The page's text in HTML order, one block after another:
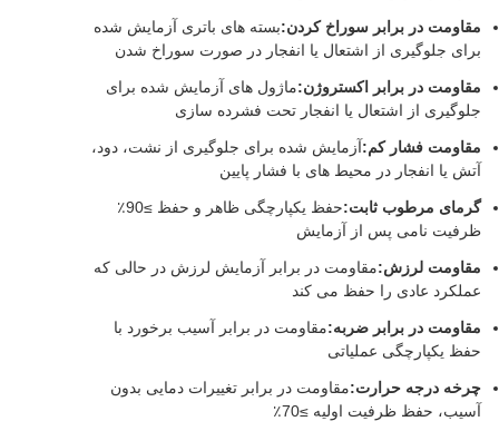
مقاومت در برابر سوراخ کردن:بسته های باتری آزمایش شده
برای جلوگیری از اشتعال یا انفجار در صورت سوراخ شدن
مقاومت در برابر اکستروژن:ماژول های آزمایش شده برای
جلوگیری از اشتعال یا انفجار تحت فشرده سازی
مقاومت فشار کم:آزمایش شده برای جلوگیری از نشت، دود،
آتش یا انفجار در محیط های با فشار پایین
گرمای مرطوب ثابت:
حفظ یکپارچگی ظاهر و حفظ ≥90٪
ظرفیت نامی پس از آزمایش
مقاومت لرزش:مقاومت در برابر آزمایش لرزش در حالی که
عملکرد عادی را حفظ می کند
مقاومت در برابر ضربه:مقاومت در برابر آسیب برخورد با
حفظ یکپارچگی عملیاتی
چرخه درجه حرارت:مقاومت در برابر تغییرات دمایی بدون
آسیب، حفظ ظرفیت اولیه ≥70٪